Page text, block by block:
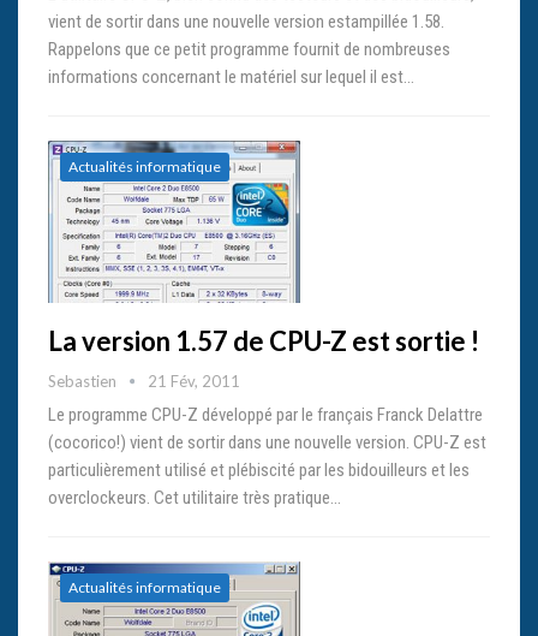
vient de sortir dans une nouvelle version estampillée 1.58.
Rappelons que ce petit programme fournit de nombreuses
informations concernant le matériel sur lequel il est…
Actualités informatique
La version 1.57 de CPU-Z est sortie !
Sebastien 21 Fév, 2011
Le programme CPU-Z développé par le français Franck Delattre
(cocorico!) vient de sortir dans une nouvelle version. CPU-Z est
particulièrement utilisé et plébiscité par les bidouilleurs et les
overclockeurs. Cet utilitaire très pratique…
Actualités informatique